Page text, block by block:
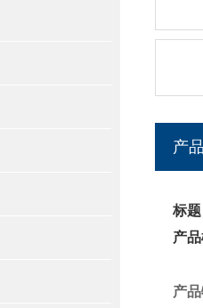
产
标
产
产